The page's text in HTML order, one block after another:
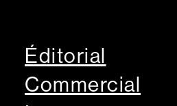
Éditorial
Commercial